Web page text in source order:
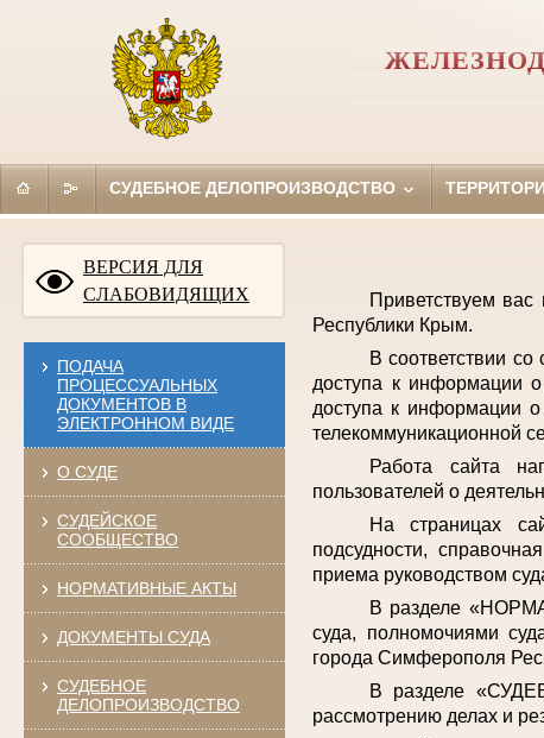
СУДЕБНОЕ ДЕЛОПРОИЗВОДСТВО
ВЕРСИЯ ДЛЯ
СЛАБОВИДЯЩИХ
ПОДАЧА
ПРОЦЕССУАЛЬНЫХ
ДОКУМЕНТОВ В
ЭЛЕКТРОННОМ ВИДЕ
О СУДЕ
СУДЕЙСКОЕ
СООБЩЕСТВО
НОРМАТИВНЫЕ АКТЫ
ДОКУМЕНТЫ СУДА
СУДЕБНОЕ
ДЕЛОПРОИЗВОДСТВО
Приветствуем
Республики Крым.
В соответствии
доступа к информации
доступа к информации
телекоммуникационной
Работа сайта
пользователей о
На страницах
подсудности,
приема руководством
В разделе
суда, полномочиями
города Симферополя
В разделе
рассмотрению делах и